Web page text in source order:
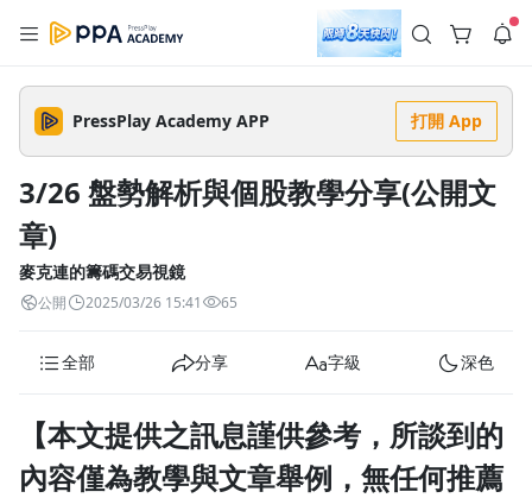
註冊領取 上千元優惠券！
公告
🌞 PPA 避暑津貼．冷氣房升級｜期間快閃活動
🥵 酷暑限時快閃｜單筆滿 NT$2,500 現折 NT$300、再贈最高
2% 點數回饋！🚀 酷暑來襲．偷偷在冷氣房升級 📈⭐️ 【冷氣房
進修 限時開跑】◾單筆滿 NT$2,500 現折 NT$300◾活動期間：
$5,000 回饋 2% 點數🎁 此為 PPA 官方帳號 Line@ 專屬活動，加
入好友👉 享有「渠道專屬活動」及「個人化推播」！
3 天前
PressPlay Academy APP 打開 App
3/26 盤勢解析與個股教學分享(公開文
章)
麥克連的籌碼交易視鏡
公開 2025/03/26 15:41 65
全部 分享 字級 深色
【本文提供之訊息謹供參考，所談到的
內容僅為教學與文章舉例，無任何推薦
--:-- --:--
2.0x
1.5x
追蹤列表
去逛逛
清除全部